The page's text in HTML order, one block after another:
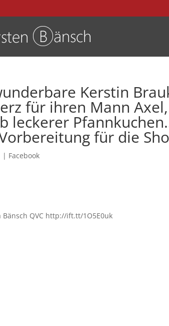
Kerstin
für ihren Mann
leckerer
für die
| Facebook
Bänsch QVC http://ift.tt/1O5E0uk